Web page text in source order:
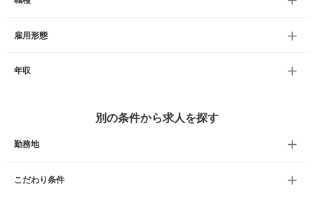
雇用形態
年収
別の条件から求人を探す
勤務地
こだわり条件